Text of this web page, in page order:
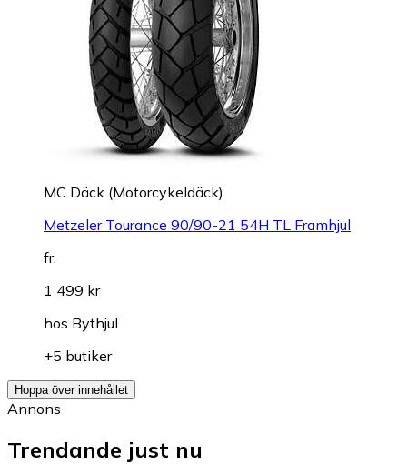
MC Däck (Motorcykeldäck)
Metzeler Tourance 90/90-21 54H TL Framhjul
fr.
1 499 kr
hos Bythjul
+5 butiker
Hoppa över innehållet
Annons
Trendande just nu